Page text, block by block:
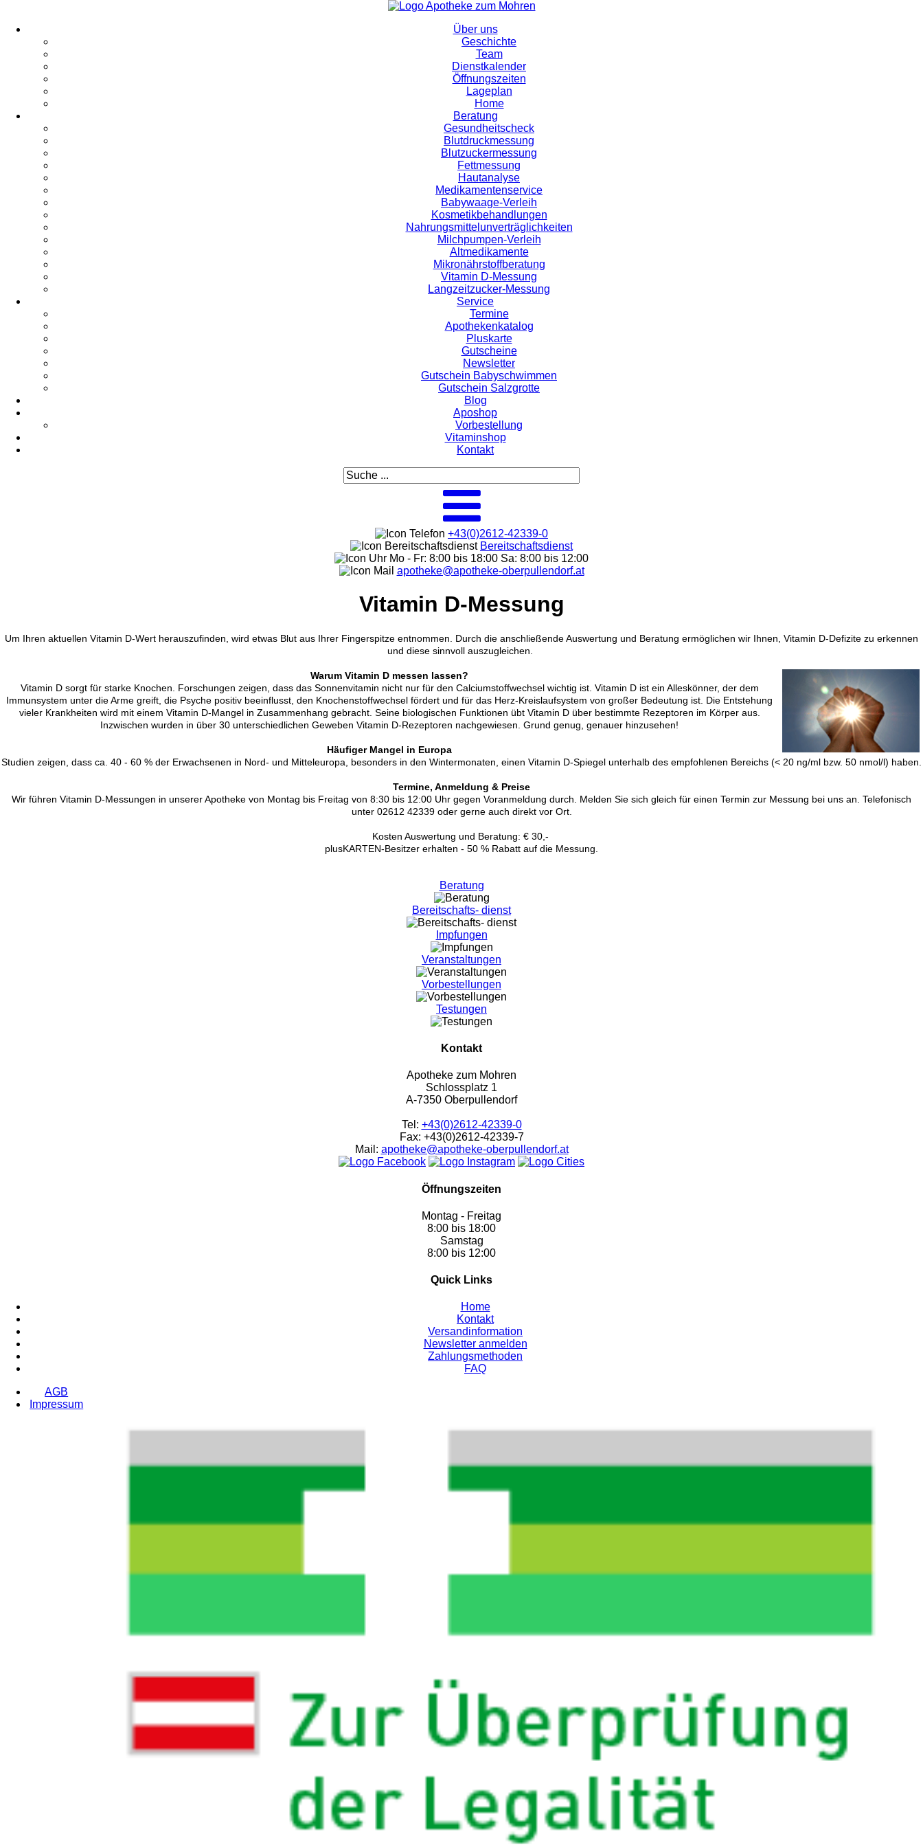
Über uns
Geschichte
Team
Dienstkalender
Öffnungszeiten
Lageplan
Home
Beratung
Gesundheitscheck
Blutdruckmessung
Blutzuckermessung
Fettmessung
Hautanalyse
Medikamentenservice
Babywaage-Verleih
Kosmetikbehandlungen
Nahrungsmittelunverträglichkeiten
Milchpumpen-Verleih
Altmedikamente
Mikronährstoffberatung
Vitamin D-Messung
Langzeitzucker-Messung
Service
Termine
Apothekenkatalog
Pluskarte
Gutscheine
Newsletter
Gutschein Babyschwimmen
Gutschein Salzgrotte
Blog
Aposhop
Vorbestellung
Vitaminshop
Kontakt
+43(0)2612-42339-0
Bereitschaftsdienst
Mo - Fr: 8:00 bis 18:00 Sa: 8:00 bis 12:00
apotheke@apotheke-oberpullendorf.at
Vitamin D-Messung
Um Ihren aktuellen Vitamin D-Wert herauszufinden, wird etwas Blut aus Ihrer Fingerspitze entnommen. Durch die anschließende Auswertung und Beratung ermöglichen wir Ihnen, Vitamin D-Defizite zu erkennen
und diese sinnvoll auszugleichen.
Warum Vitamin D messen lassen?
Vitamin D sorgt für starke Knochen. Forschungen zeigen, dass das Sonnenvitamin nicht nur für den Calciumstoffwechsel wichtig ist. Vitamin D ist ein Alleskönner, der dem
Immunsystem unter die Arme greift, die Psyche positiv beeinflusst, den Knochenstoffwechsel fördert und für das Herz-Kreislaufsystem von großer Bedeutung ist. Die Entstehung
vieler Krankheiten wird mit einem Vitamin D-Mangel in Zusammenhang gebracht. Seine biologischen Funktionen übt Vitamin D über bestimmte Rezeptoren im Körper aus.
Inzwischen wurden in über 30 unterschiedlichen Geweben Vitamin D-Rezeptoren nachgewiesen. Grund genug, genauer hinzusehen!
Häufiger Mangel in Europa
Studien zeigen, dass ca. 40 - 60 % der Erwachsenen in Nord- und Mitteleuropa, besonders in den Wintermonaten, einen Vitamin D-Spiegel unterhalb des empfohlenen Bereichs (< 20 ng/ml bzw. 50 nmol/l) haben.
Termine, Anmeldung & Preise
Wir führen Vitamin D-Messungen in unserer Apotheke von Montag bis Freitag von 8:30 bis 12:00 Uhr gegen Voranmeldung durch. Melden Sie sich gleich für einen Termin zur Messung bei uns an. Telefonisch
unter 02612 42339 oder gerne auch direkt vor Ort.
Kosten Auswertung und Beratung: € 30,-
plusKARTEN-Besitzer erhalten - 50 % Rabatt auf die Messung.
Beratung
Bereitschafts- dienst
Impfungen
Veranstaltungen
Vorbestellungen
Testungen
Kontakt
Apotheke zum Mohren
Schlossplatz 1
A-7350 Oberpullendorf
Tel: +43(0)2612-42339-0
Fax: +43(0)2612-42339-7
Mail: apotheke@apotheke-oberpullendorf.at
Öffnungszeiten
Montag - Freitag
8:00 bis 18:00
Samstag
8:00 bis 12:00
Quick Links
Home
Kontakt
Versandinformation
Newsletter anmelden
Zahlungsmethoden
FAQ
AGB
Impressum